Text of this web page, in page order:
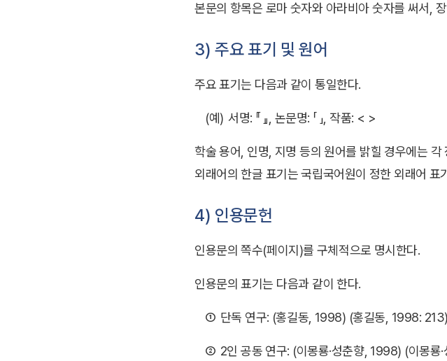
본문의 항목은 로마 숫자와 아라비아 숫자를 써서,
3) 주요 표기 및 원어
주요 표기는 다음과 같이 통일한다.
(예) 서명: 『 』, 논문명: 「 」, 작품: < >
학술 용어, 인명, 지명 등의 원어를 밝힐 경우에는
외래어의 한글 표기는 국립국어원이 정한 외래어 표
4) 인용문헌
인용문의 쪽수(페이지)를 구체적으로 명시한다.
인용문의 표기는 다음과 같이 한다.
① 단독 연구: (홍길동, 1998) (홍길동, 1998:
② 2인 공동 연구: (이몽룡·성춘향, 1998) (이몽